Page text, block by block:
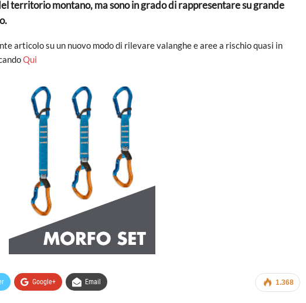
territorio montano, ma sono in grado di rappresentare su grande
articolo su un nuovo modo di rilevare valanghe e aree a rischio quasi in
Qui
1.368
Google+ Email